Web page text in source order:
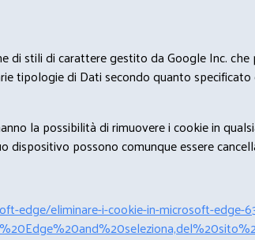
di stili di carattere gestito da Google Inc.
tipologie di Dati secondo quanto
la possibilità di rimuovere i cookie in
dispositivo possono comunque essere
edge/eliminare-i-cookie-in-microsoft-edge-